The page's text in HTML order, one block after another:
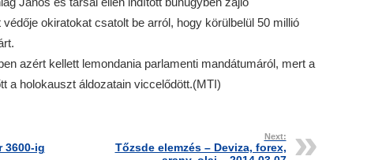
okiratokat csatolt be arról, hogy körülbelül 50 millió
azért kellett lemondania parlamenti mandátumáról, mert a
a holokauszt áldozatain viccelődött.(MTI)
3600-ig
Next:
Tőzsde elemzés – Deviza, forex,